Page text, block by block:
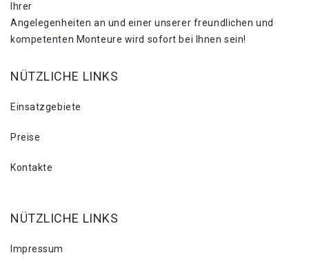
Ihrer
Angelegenheiten an und einer unserer freundlichen und
kompetenten Monteure wird sofort bei Ihnen sein!
NÜTZLICHE LINKS
Einsatzgebiete
Preise
Kontakte
NÜTZLICHE LINKS
Impressum